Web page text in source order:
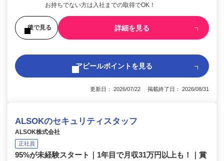
お持ちでない方は入社までの取得でOK！
後で見る 詳細を見る
アピールポイントを見る
更新日： 2026/07/22 掲載終了日： 2026/08/31
ALSOKのセキュリティスタッフ
ALSOK株式会社
正社員
95%が未経験スタート｜1年目で月収31万円以上も！｜賞